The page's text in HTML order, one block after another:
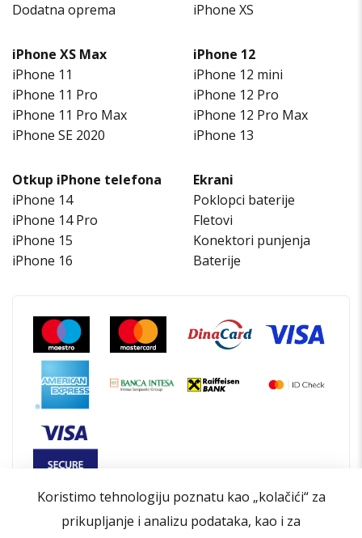
Dodatna oprema
iPhone XS
iPhone XS Max
iPhone 11
iPhone 11 Pro
iPhone 11 Pro Max
iPhone SE 2020
iPhone 12
iPhone 12 mini
iPhone 12 Pro
iPhone 12 Pro Max
iPhone 13
Otkup iPhone telefona
iPhone 14
iPhone 14 Pro
iPhone 15
iPhone 16
Ekrani
Poklopci baterije
Fletovi
Konektori punjenja
Baterije
Koristimo tehnologiju poznatu kao „kolačići“ za
prikupljanje i analizu podataka, kao i za